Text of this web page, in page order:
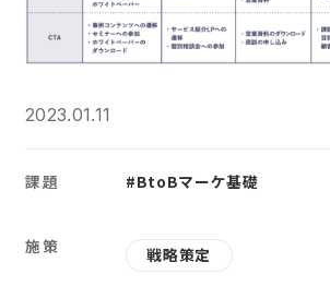
2023.01.11
課題 #BtoBマーケ基礎
施策 戦略策定